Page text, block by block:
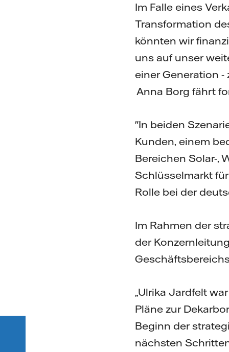
Im Falle eines
Transformation
könnten wir
uns auf unser
einer Generation -
Anna Borg fährt
"In beiden
Kunden, einem
Bereichen Solar-,
Schlüsselmarkt
Rolle bei der
Im Rahmen der
der
„Ulrika Jardfelt
Pläne zur
Beginn der
nächsten